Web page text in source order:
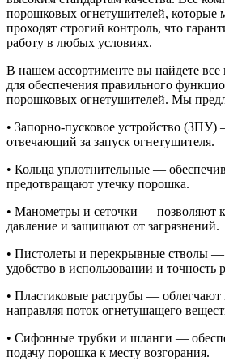
порошковых огнетушителей, которые
проходят строгий контроль, что
работу в любых условиях.
В нашем ассортименте вы найдете все
для обеспечения правильного
порошковых огнетушителей. Мы
• Запорно-пусковое устройство
отвечающий за запуск огнетушителя.
• Кольца уплотнительные —
предотвращают утечку порошка.
• Манометры и сеточки — позволяют
давление и защищают от загрязнений.
• Пистолеты и перекрывные стволы
удобство в использовании и точность
• Пластиковые раструбы — облегчают
направляя поток огнетушащего
• Сифонные трубки и шланги —
подачу порошка к месту возгорания.